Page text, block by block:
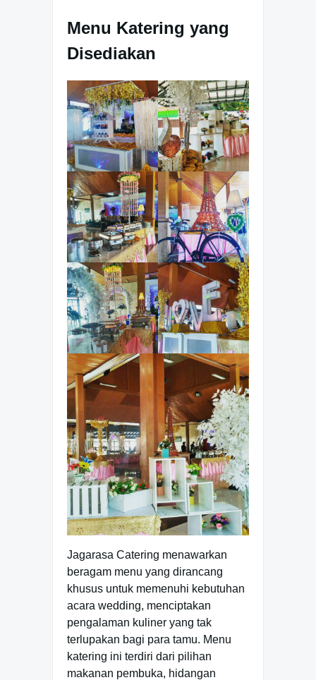
Menu Katering yang
Disediakan
Jagarasa Catering menawarkan
beragam menu yang dirancang
khusus untuk memenuhi kebutuhan
acara wedding, menciptakan
pengalaman kuliner yang tak
terlupakan bagi para tamu. Menu
katering ini terdiri dari pilihan
makanan pembuka, hidangan